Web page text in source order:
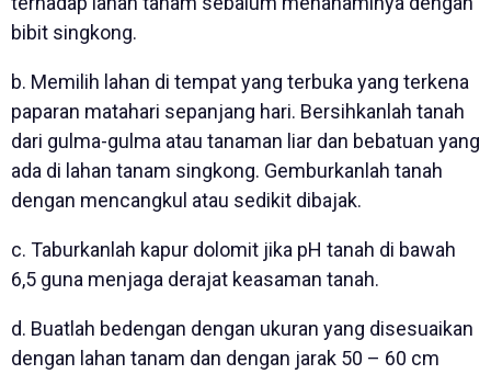
bibit singkong.
b. Memilih lahan di tempat yang terbuka yang terkena
paparan matahari sepanjang hari. Bersihkanlah tanah
dari gulma-gulma atau tanaman liar dan bebatuan yang
ada di lahan tanam singkong. Gemburkanlah tanah
dengan mencangkul atau sedikit dibajak.
c. Taburkanlah kapur dolomit jika pH tanah di bawah
6,5 guna menjaga derajat keasaman tanah.
d. Buatlah bedengan dengan ukuran yang disesuaikan
dengan lahan tanam dan dengan jarak 50 – 60 cm